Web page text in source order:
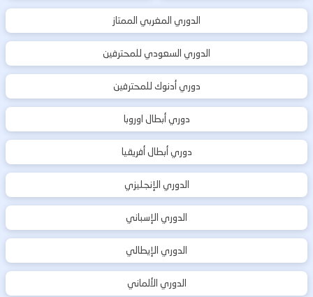
الدوري المغربي الممتاز
الدوري السعودي للمحترفين
دوري أدنوك للمحترفين
دوري أبطال اوروبا
دوري أبطال أفريقيا
الدوري الإنجليزي
الدوري الإسباني
الدوري الإيطالي
الدوري الألماني